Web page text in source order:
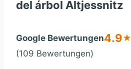
del árbol Altjessnitz
Google Bewertungen4.9★
(109 Bewertungen)